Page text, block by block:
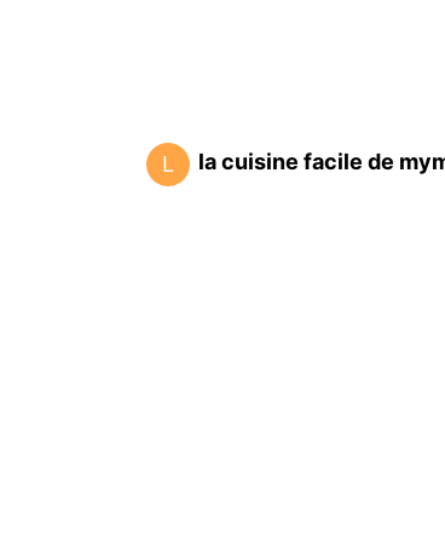
L la cuisine facile de